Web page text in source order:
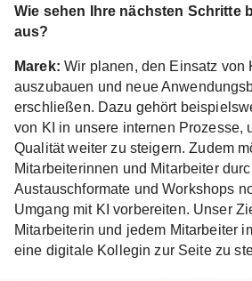
Wie sehen Ihre nächsten Schritte
aus?
Marek: Wir planen, den Einsatz von
auszubauen und neue
erschließen. Dazu gehört
von KI in unsere internen Prozesse,
Qualität weiter zu steigern. Zudem
Mitarbeiterinnen und Mitarbeiter
Austauschformate und Workshops
Umgang mit KI vorbereiten. Unser
Mitarbeiterin und jedem Mitarbeiter
eine digitale Kollegin zur Seite zu